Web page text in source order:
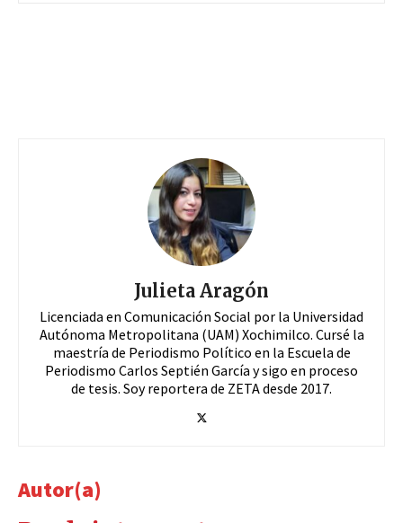
Julieta Aragón
Licenciada en Comunicación Social por la Universidad
Autónoma Metropolitana (UAM) Xochimilco. Cursé la
maestría de Periodismo Político en la Escuela de
Periodismo Carlos Septién García y sigo en proceso
de tesis. Soy reportera de ZETA desde 2017.
Autor(a)